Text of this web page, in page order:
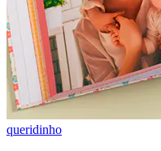
queridinho